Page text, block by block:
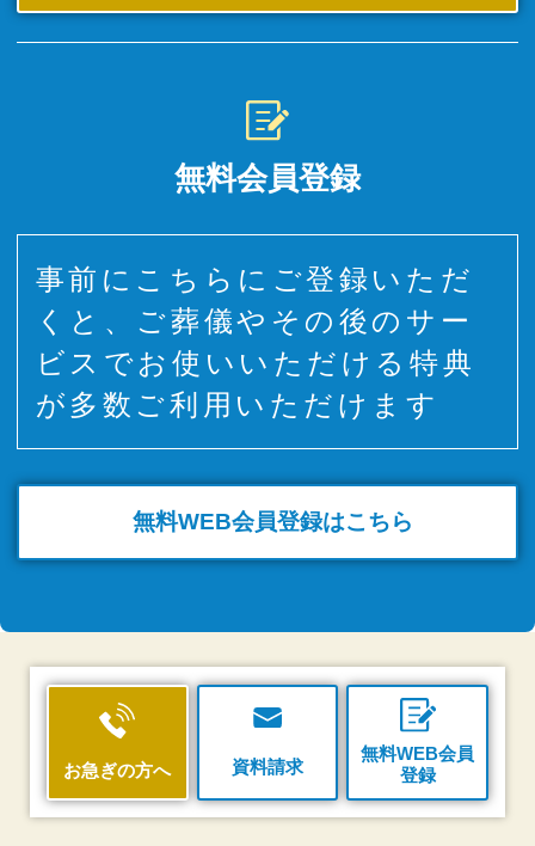
無料会員登録
事前にこちらにご登録いただ
くと、ご葬儀やその後のサー
ビスでお使いいただける特典
が多数ご利用いただけます
無料WEB会員登録はこちら
お急ぎの方へ 資料請求
無料WEB会員
登録